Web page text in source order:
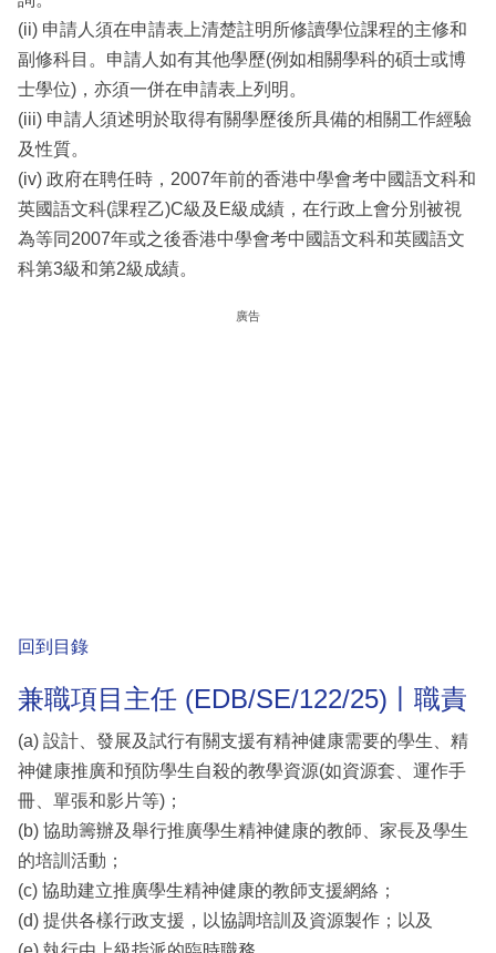
(ii) 申請人須在申請表上清楚註明所修讀學位課程的主修和
副修科目。申請人如有其他學歷(例如相關學科的碩士或博
士學位)，亦須一併在申請表上列明。
(iii) 申請人須述明於取得有關學歷後所具備的相關工作經驗
及性質。
(iv) 政府在聘任時，2007年前的香港中學會考中國語文科和
英國語文科(課程乙)C級及E級成績，在行政上會分別被視
為等同2007年或之後香港中學會考中國語文科和英國語文
科第3級和第2級成績。
廣告
回到目錄
兼職項目主任 (EDB/SE/122/25)丨職責
(a) 設計、發展及試行有關支援有精神健康需要的學生、精
神健康推廣和預防學生自殺的教學資源(如資源套、運作手
冊、單張和影片等)；
(b) 協助籌辦及舉行推廣學生精神健康的教師、家長及學生
的培訓活動；
(c) 協助建立推廣學生精神健康的教師支援網絡；
(d) 提供各樣行政支援，以協調培訓及資源製作；以及